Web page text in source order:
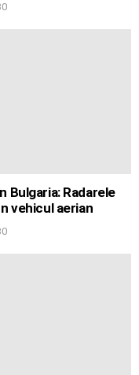
Bulgaria: Radarele
vehicul aerian